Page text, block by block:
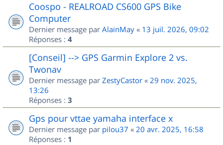
Coospo - REALROAD CS600 GPS Bike
Computer
Dernier message par AlainMay « 13 juil. 2026, 09:02
Réponses : 4
[Conseil] --> GPS Garmin Explore 2 vs.
Twonav
Dernier message par ZestyCastor « 29 nov. 2025,
13:26
Réponses : 3
Gps pour vttae yamaha interface x
Dernier message par pilou37 « 20 avr. 2025, 16:58
Réponses : 1